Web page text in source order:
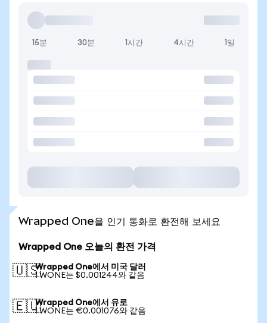
15분 30분 1시간 4시간 1일
Wrapped One을 인기 통화로 환전해 보세요
Wrapped One 오늘의 환전 가격
🇺🇸Wrapped One에서 미국 달러
1 WONE는 $0.001244와 같음
🇪🇺Wrapped One에서 유로
1 WONE는 €0.001076와 같음